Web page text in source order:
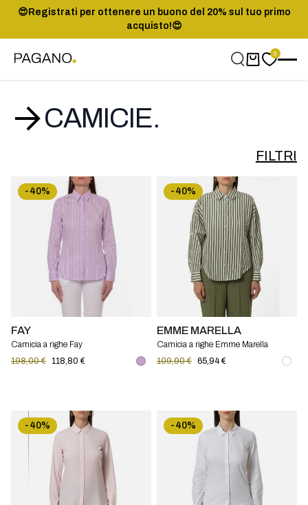
😍Registrati per ottenere un buono del 20% sul tuo primo
acquisto!😍
0
CAMICIE.
FILTRI
-40%
FAY
Camicia a righe Fay
198,00 € 118,80 €
-40%
EMME MARELLA
Camicia a righe Emme Marella
109,90 € 65,94 €
-40% -40%